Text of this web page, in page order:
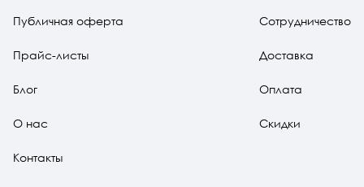
Публичная оферта
Прайс-листы
Блог
О нас
Контакты
Сотрудничество
Доставка
Оплата
Скидки